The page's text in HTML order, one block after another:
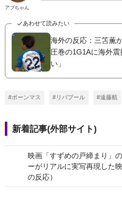
アブちゃん
あわせて読みたい
海外の反応：三笘薫
圧巻の1G1Aに海外
い」
#ボーンマス #リバプール #遠藤航
新着記事(外部サイト)
映画「すずめの戸締まり」
ーがリアルに実写再現した
の反応）